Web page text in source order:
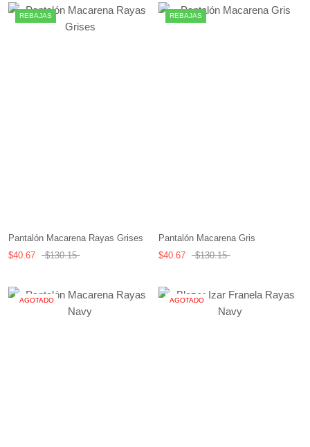
REBAJAS
Pantalón Macarena Rayas Grises
$40.67
$130.15
REBAJAS
Pantalón Macarena Gris
$40.67
$130.15
AGOTADO AGOTADO